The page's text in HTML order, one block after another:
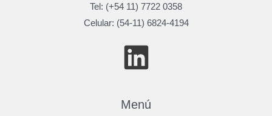
Tel: (+54 11) 7722 0358
Celular: (54-11) 6824-4194
Menú